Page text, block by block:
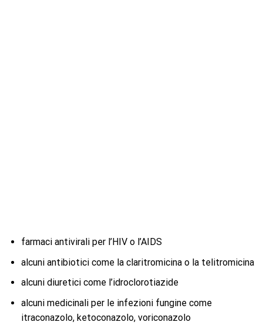
farmaci antivirali per l’HIV o l’AIDS
alcuni antibiotici come la claritromicina o la telitromicina
alcuni diuretici come l’idroclorotiazide
alcuni medicinali per le infezioni fungine come
itraconazolo, ketoconazolo, voriconazolo